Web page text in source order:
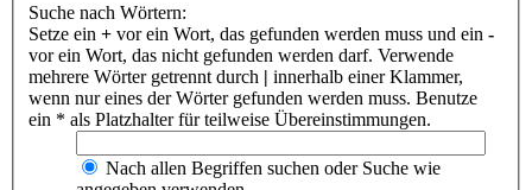
Suche nach Wörtern:
Setze ein + vor ein Wort, das gefunden werden muss und ein -
vor ein Wort, das nicht gefunden werden darf. Verwende
mehrere Wörter getrennt durch | innerhalb einer Klammer,
wenn nur eines der Wörter gefunden werden muss. Benutze
ein * als Platzhalter für teilweise Übereinstimmungen.
Nach allen Begriffen suchen oder Suche wie